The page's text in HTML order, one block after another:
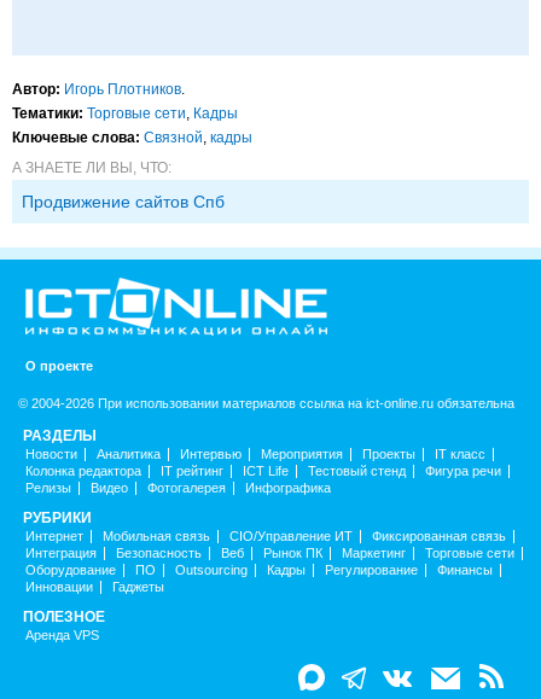
Автор: Игорь Плотников
Тематики: Торговые сети Кадры
Ключевые слова: Связной кадры
А ЗНАЕТЕ ЛИ ВЫ, ЧТО:
Продвижение сайтов Спб
О проекте
© 2004-2026 При использовании материалов ссылка на ict-online.ru обязательна
РАЗДЕЛЫ
Новости Аналитика Интервью Мероприятия Проекты
IT класс
Колонка редактора
IT рейтинг ICT Life Тестовый стенд
Фигура речи
Релизы
Видео Фотогалерея Инфографика
РУБРИКИ
Интернет Мобильная связь CIO/Управление ИТ
Фиксированная связь
Интеграция
Безопасность Веб Рынок ПК Маркетинг
Торговые сети
Оборудование
ПО Outsourcing Кадры Регулирование
Финансы
Инновации
Гаджеты
ПОЛЕЗНОЕ
Аренда VPS